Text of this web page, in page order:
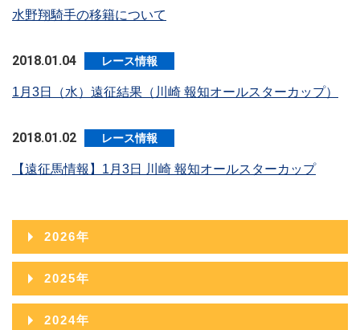
水野翔騎手の移籍について
2018.01.04 レース情報
1月3日（水）遠征結果（川崎 報知オールスターカップ）
2018.01.02 レース情報
【遠征馬情報】1月3日 川崎 報知オールスターカップ
2026年
2026年08月
2026年07月
2025年
2025年12月
2024年